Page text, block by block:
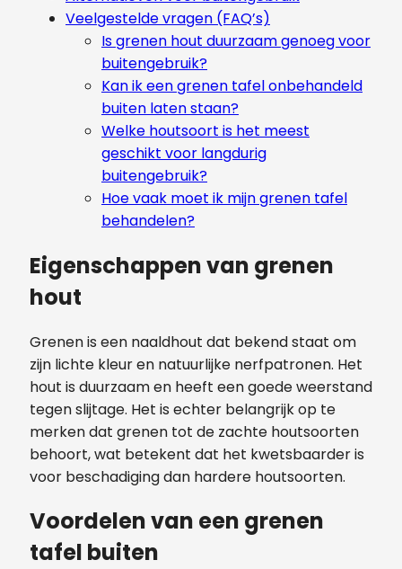
Veelgestelde vragen (FAQ’s)
Is grenen hout duurzaam genoeg voor
buitengebruik?
Kan ik een grenen tafel onbehandeld
buiten laten staan?
Welke houtsoort is het meest
geschikt voor langdurig
buitengebruik?
Hoe vaak moet ik mijn grenen tafel
behandelen?
Eigenschappen van grenen
hout
Grenen is een naaldhout dat bekend staat om
zijn lichte kleur en natuurlijke nerfpatronen. Het
hout is duurzaam en heeft een goede weerstand
tegen slijtage. Het is echter belangrijk op te
merken dat grenen tot de zachte houtsoorten
behoort, wat betekent dat het kwetsbaarder is
voor beschadiging dan hardere houtsoorten.
Voordelen van een grenen
tafel buiten